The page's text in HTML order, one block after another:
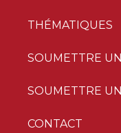
THÉMATIQUES
SOUMETTRE
SOUMETTRE
CONTACT